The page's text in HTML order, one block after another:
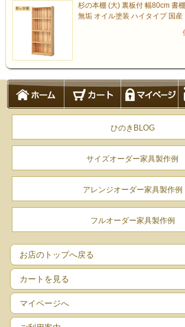
杉の本棚 (大) 裏板付 幅80cm 書
無垢 オイル塗装 ハイタイプ 国産
ひのきBLOG
サイズオーダー家具製作例
アレンジオーダー家具製作例
フルオーダー家具製作例
お店のトップへ戻る
カートを見る
マイページへ